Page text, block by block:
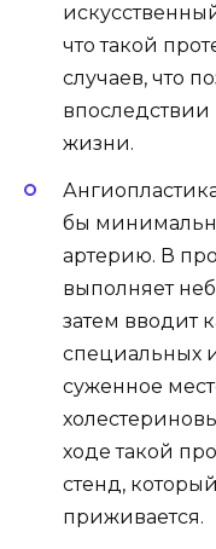
что такой
случаев, что
впоследствии
жизни.
бы
артерию. В
выполняет
затем вводит
специальных
суженное
ходе такой
стенд,
приживается.